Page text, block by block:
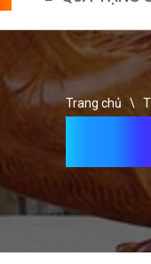
Trang chủ \